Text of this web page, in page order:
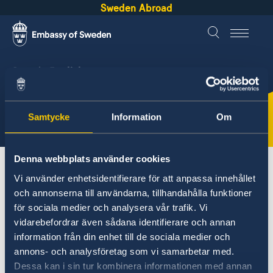
Samtycke Information Om
Denna webbplats använder cookies
Vi använder enhetsidentifierare för att anpassa innehållet
och annonserna till användarna, tillhandahålla funktioner
för sociala medier och analysera vår trafik. Vi
vidarebefordrar även sådana identifierare och annan
information från din enhet till de sociala medier och
annons- och analysföretag som vi samarbetar med.
Dessa kan i sin tur kombinera informationen med annan
Sweden Abroad
Svenska English
For Swedes in
Etiopien
Can I vote in the General
Election at the Embassy?